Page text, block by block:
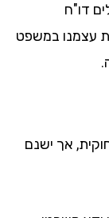
במשפט
אך ישנם